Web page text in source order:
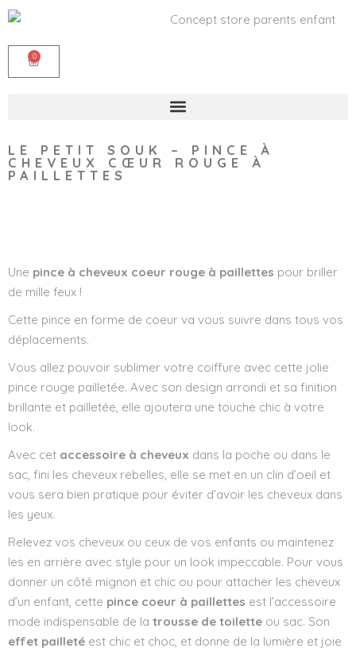
0
LE PETIT SOUK – PINCE À
CHEVEUX CŒUR ROUGE À
PAILLETTES
Une pince à cheveux coeur rouge à paillettes pour briller
de mille feux !
Cette pince en forme de coeur va vous suivre dans tous vos
déplacements.
Vous allez pouvoir sublimer votre coiffure avec cette jolie
pince rouge pailletée. Avec son design arrondi et sa finition
brillante et pailletée, elle ajoutera une touche chic à votre
look.
Avec cet accessoire à cheveux dans la poche ou dans le
sac, fini les cheveux rebelles, elle se met en un clin d’oeil et
vous sera bien pratique pour éviter d’avoir les cheveux dans
les yeux.
Relevez vos cheveux ou ceux de vos enfants ou maintenez
les en arrière avec style pour un look impeccable. Pour vous
donner un côté mignon et chic ou pour attacher les cheveux
d’un enfant, cette pince coeur à paillettes est l’accessoire
mode indispensable de la trousse de toilette ou sac. Son
effet pailleté est chic et choc, et donne de la lumière et joie